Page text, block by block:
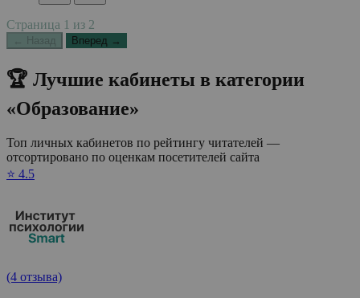
Страница 1 из 2
← Назад Вперед →
🏆 Лучшие кабинеты в категории
«Образование»
Топ личных кабинетов по рейтингу читателей —
отсортировано по оценкам посетителей сайта
⭐ 4.5
(4 отзыва)